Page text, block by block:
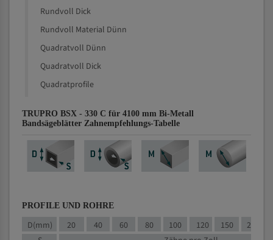
Rundvoll Dick
Rundvoll Material Dünn
Quadratvoll Dünn
Quadratvoll Dick
Quadratprofile
TRUPRO BSX - 330 C für 4100 mm Bi-Metall
Bandsägeblätter Zahnempfehlungs-Tabelle
PROFILE UND ROHRE
D(mm) 20 40 60 80 100 120 150 200